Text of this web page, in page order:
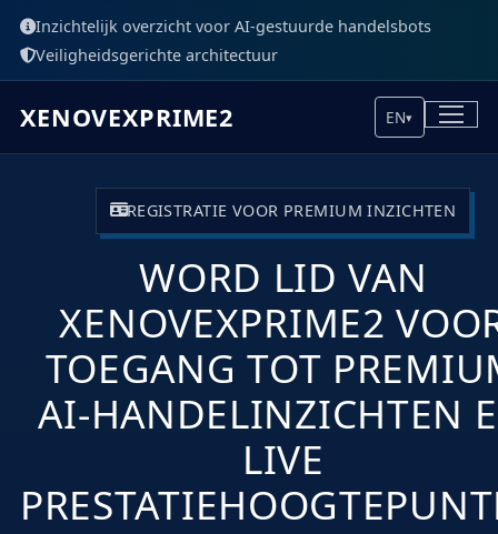
Inzichtelijk overzicht voor AI-gestuurde handelsbots
Veiligheidsgerichte architectuur
XENOVEXPRIME2 EN▾
REGISTRATIE VOOR PREMIUM INZICHTEN
WORD LID VAN
XENOVEXPRIME2
TOEGANG TOT
AI-HANDELINZICHTEN
LIVE